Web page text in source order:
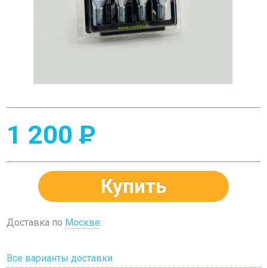
1 200 P
Купить
Доставка по Москве:
Все варианты доставки